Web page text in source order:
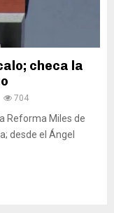
checa la
704
Reforma Miles de
desde el Ángel